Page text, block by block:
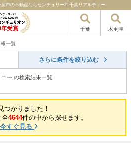
市の不動産ならセンチュリー21千葉リアルティー
千葉 木更津
一覧
さらに条件を絞り込む
ー の検索結果一覧
つかりました！
全4644件の中から探せます。
今すぐ見る